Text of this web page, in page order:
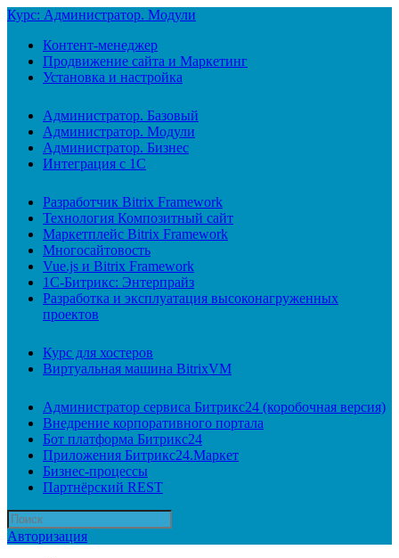
Курс: Администратор. Модули
Контент-менеджер
Продвижение сайта и Маркетинг
Установка и настройка
Администратор. Базовый
Администратор. Модули
Администратор. Бизнес
Интеграция с 1С
Разработчик Bitrix Framework
Технология Композитный сайт
Маркетплейс Bitrix Framework
Многосайтовость
Vue.js и Bitrix Framework
1С-Битрикс: Энтерпрайз
Разработка и эксплуатация высоконагруженных
проектов
Курс для хостеров
Виртуальная машина BitrixVM
Администратор сервиса Битрикс24 (коробочная версия)
Внедрение корпоративного портала
Бот платформа Битрикс24
Приложения Битрикс24.Маркет
Бизнес-процессы
Партнёрский REST
Авторизация